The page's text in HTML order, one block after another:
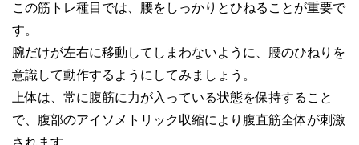
この筋トレ種目では、腰をしっかりとひねることが重要で
す。
腕だけが左右に移動してしまわないように、腰のひねりを
意識して動作するようにしてみましょう。
上体は、常に腹筋に力が入っている状態を保持すること
で、腹部のアイソメトリック収縮により腹直筋全体が刺激